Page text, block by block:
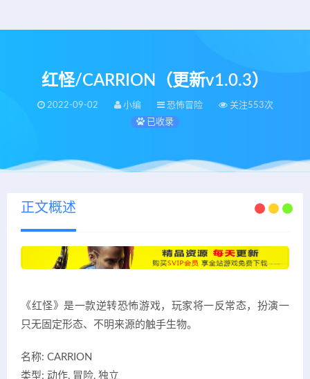
红怪/CARRION（更新v1.0.3）
2022-09-02 小编 恐怖冒险
关注553次
已收录
正文概述
《红怪》是一款逆转恐怖游戏，玩家将一反常态，扮演一
只无固定形态、不明来源的触手生物。
名称: CARRION
类型: 动作, 冒险, 独立